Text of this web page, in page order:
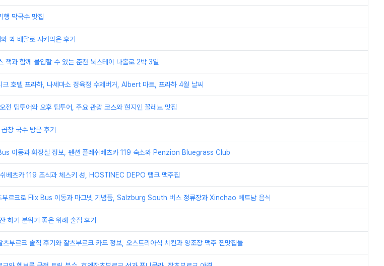
행 막국수 맛집
퀵 배달로 시켜먹은 후기
책과 함께 몰입할 수 있는 춘천 북스테이 나홀로 2박 3일
호텔 프라하, 나세마소 정육점 수제버거, Albert 마트, 프라하 4월 날씨
전 팁투어와 오후 팁투어, 주요 관광 코스와 현지인 꼴레뇨 맛집
창 국수 방문 후기
이동과 화장실 정보, 펜션 플레쉬베츠카 119 숙소와 Penzion Bluegrass Club
베츠카 119 조식과 체스키 성, HOSTINEC DEPO 탱크 맥주집
부르크로 Flix Bus 이동과 마그넷 기념품, Salzburg South 버스 정류장과 Xinchao 베트남 음식
하기 분위기 좋은 위례 술집 후기
부르크 솔직 후기와 잘츠부르크 카드 정보, 오스트리아식 치킨과 양조장 맥주 찐맛집들